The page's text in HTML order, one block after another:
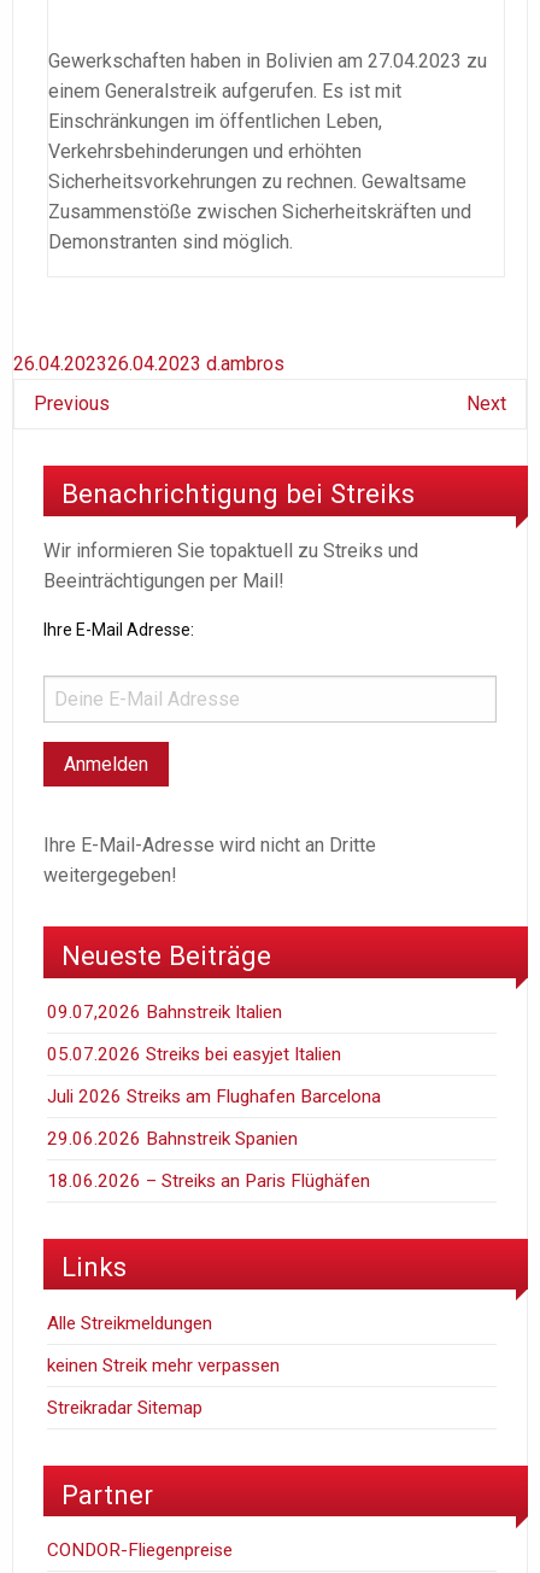
Gewerkschaften haben in Bolivien am 27.04.2023 zu
einem Generalstreik aufgerufen. Es ist mit
Einschränkungen im öffentlichen Leben,
Verkehrsbehinderungen und erhöhten
Sicherheitsvorkehrungen zu rechnen. Gewaltsame
Zusammenstöße zwischen Sicherheitskräften und
Demonstranten sind möglich.
26.04.202326.04.2023 d.ambros
Previous
Next
Benachrichtigung bei Streiks
Wir informieren Sie topaktuell zu Streiks und
Beeinträchtigungen per Mail!
Ihre E-Mail Adresse:
Ihre E-Mail-Adresse wird nicht an Dritte
weitergegeben!
Neueste Beiträge
09.07,2026 Bahnstreik Italien
05.07.2026 Streiks bei easyjet Italien
Juli 2026 Streiks am Flughafen Barcelona
29.06.2026 Bahnstreik Spanien
18.06.2026 – Streiks an Paris Flüghäfen
Links
Alle Streikmeldungen
keinen Streik mehr verpassen
Streikradar Sitemap
Partner
CONDOR-Fliegenpreise